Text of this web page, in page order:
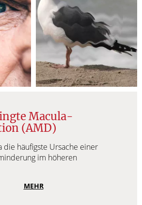
Macula­
(AMD)
die häufigste Ursache einer
im höheren
MEHR